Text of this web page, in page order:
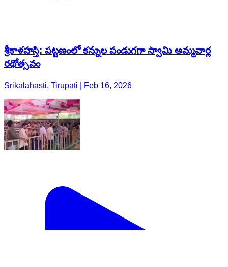
శ్రీకాళహస్తి: పట్టణంలో కన్నుల పండుగగా స్వామి అమ్మవార్ల
రథోత్సవం
Srikalahasti, Tirupati | Feb 16, 2026